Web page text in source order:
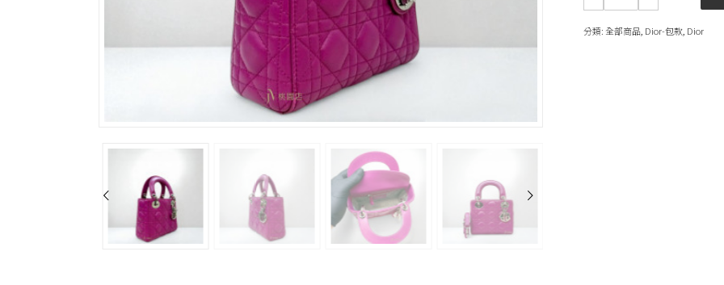
分類:全部商品 Dior-包款 Dior